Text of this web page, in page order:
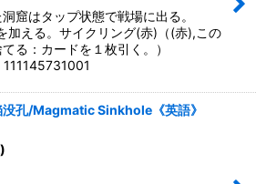
窟はタップ状態で戦場に出る。
加える。サイクリング(赤)（(赤),この
る：カードを１枚引く。）
没孔/Magmatic Sinkhole《英語》